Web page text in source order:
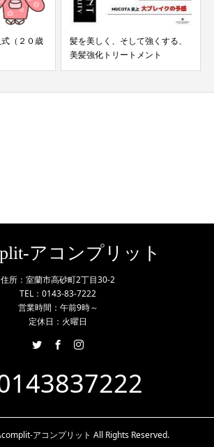
（２０歳
髪を美しく、そして強くする、
美髪強化トリートメント
アコンプリット
住所：室蘭市高砂町2丁目30-2
TEL：0143-83-7222
営業時間：午前9時～
定休日：火曜日
アコンプリット All Rights Reserved.